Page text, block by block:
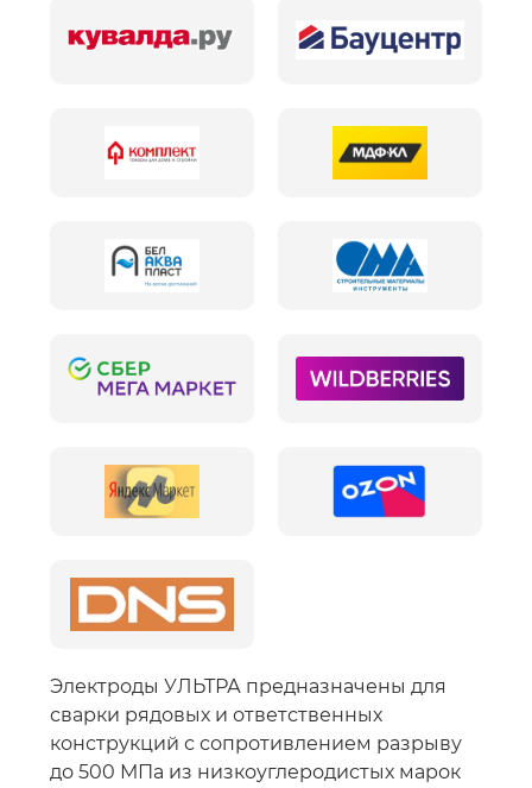
Электроды УЛЬТРА предназначены для
сварки рядовых и ответственных
конструкций с сопротивлением разрыву
до 500 МПа из низкоуглеродистых марок